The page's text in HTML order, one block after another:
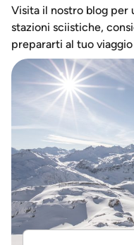
Visita il nostro blog per
stazioni sciistiche,
prepararti al tuo